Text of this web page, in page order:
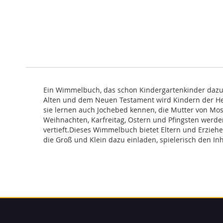
Ein Wimmelbuch, das schon Kindergartenkinder
Alten und dem Neuen Testament wird Kindern der
sie lernen auch Jochebed kennen, die Mutter von
Weihnachten, Karfreitag, Ostern und Pfingsten
vertieft.Dieses Wimmelbuch bietet Eltern und
die Groß und Klein dazu einladen, spielerisch den